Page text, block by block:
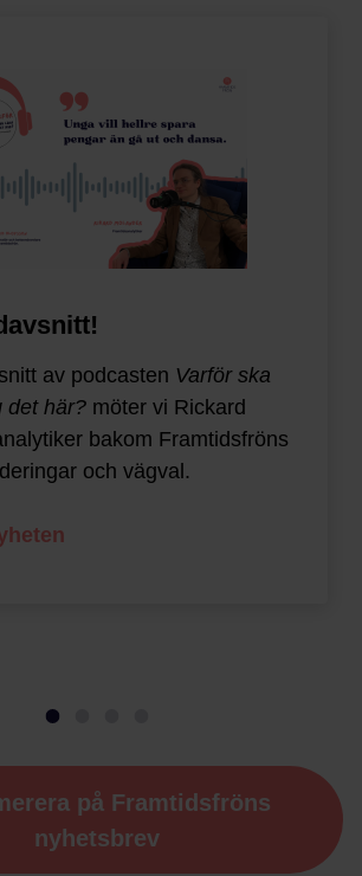
av podcasten Varför ska
det här?möter vi Rickard
bakom Framtidsfröns
och vägval.
på Framtidsfröns
nyhetsbrev